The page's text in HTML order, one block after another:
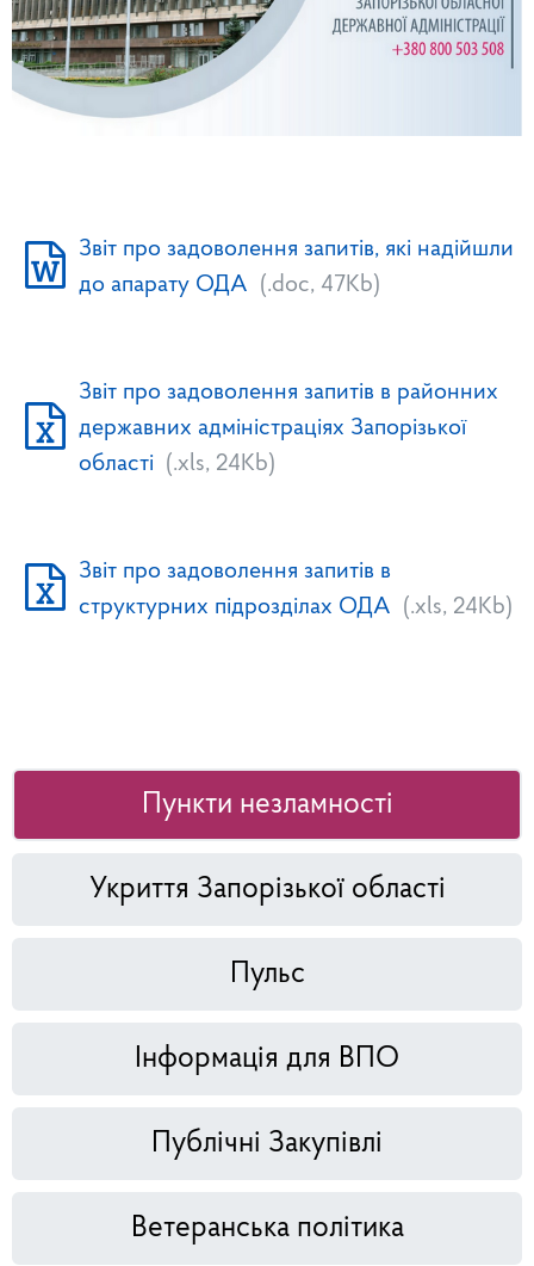
Звіт про задоволення запитів, які надійшли
до апарату ОДА (.doc, 47Kb)
Звіт про задоволення запитів в районних
державних адміністраціях Запорізької
області (.xls, 24Kb)
Звіт про задоволення запитів в
структурних підрозділах ОДА (.xls, 24Kb)
Пункти незламності
Укриття Запорізької області
Пульс
Інформація для ВПО
Публічні Закупівлі
Ветеранська політика